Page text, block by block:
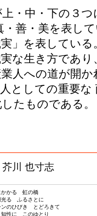
・中・下の３つ
・善・美を表し
」を表してい
な生き方であ
人への道が開
としての重要
たものである。
川 也寸志
かかる 虹の橋
光る ふるさとに
ンのひびき とどろきて
知性に このゆとり